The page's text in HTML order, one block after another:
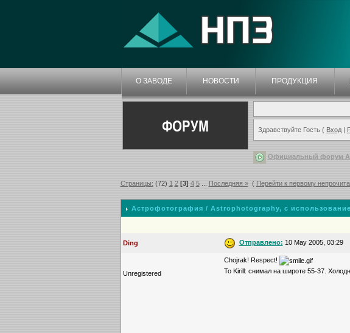
О ЗАВОДЕ НОВОСТИ ПРОДУКЦИЯ
ФОРУМ Здравствуйте Гость ( Вход|
Официальный форум
Страницы: (72) 1 2 [3] 4 5... Последняя » ( Перейти к первому
Астрофотография / Astrophotography, с
Ding Отправлено: 10 May 2005, 03:29
Unregistered
Chojrak! Respect!
То Kirill: снимал на широте 55-37.